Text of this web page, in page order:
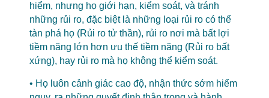
hiểm, nhưng họ giới hạn, kiểm soát, và tránh
những rủi ro, đặc biệt là những loại rủi ro có thể
tàn phá họ (Rủi ro tử thần), rủi ro nơi mà bất lợi
tiềm năng lớn hơn ưu thế tiềm năng (Rủi ro bất
xứng), hay rủi ro mà họ không thể kiểm soát.
• Họ luôn cảnh giác cao độ, nhận thức sớm hiểm